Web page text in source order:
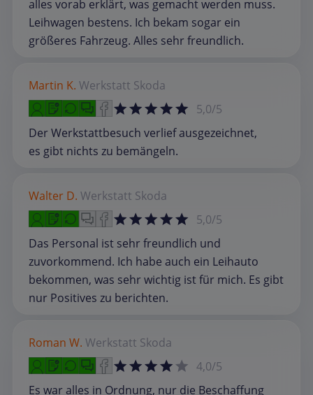
alles vorab erklärt, was gemacht werden muss.
Leihwagen bestens. Ich bekam sogar ein
größeres Fahrzeug. Alles sehr freundlich.
Martin K. Werkstatt Skoda
5,0/5
Der Werkstattbesuch verlief ausgezeichnet,
es gibt nichts zu bemängeln.
Walter D. Werkstatt Skoda
5,0/5
Das Personal ist sehr freundlich und
zuvorkommend. Ich habe auch ein Leihauto
bekommen, was sehr wichtig ist für mich. Es gibt
nur Positives zu berichten.
Roman W. Werkstatt Skoda
4,0/5
Es war alles in Ordnung, nur die Beschaffung